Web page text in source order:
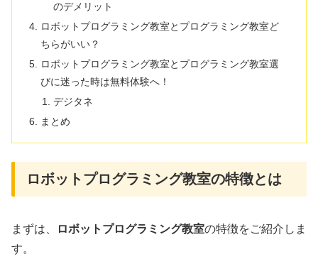
のデメリット
ロボットプログラミング教室とプログラミング教室ど
ちらがいい？
ロボットプログラミング教室とプログラミング教室選
びに迷った時は無料体験へ！
デジタネ
まとめ
ロボットプログラミング教室の特徴とは
まずは、 ロボットプログラミング教室の特徴をご紹介しま
す。